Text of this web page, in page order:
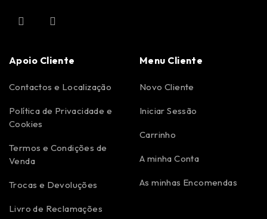
Apoio Cliente
Contactos e Localização
Política de Privacidade e
Cookies
Termos e Condições de
Venda
Trocas e Devoluções
Livro de Reclamações
Menu Cliente
Novo Cliente
Iniciar Sessão
Carrinho
A minha Conta
As minhas Encomendas